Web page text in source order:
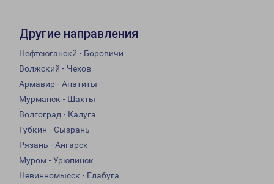
Другие направления
Нефтеюганск2 - Боровичи
Волжский - Чехов
Армавир - Апатиты
Мурманск - Шахты
Волгоград - Калуга
Губкин - Сызрань
Рязань - Ангарск
Муром - Урюпинск
Невинномысск - Елабуга